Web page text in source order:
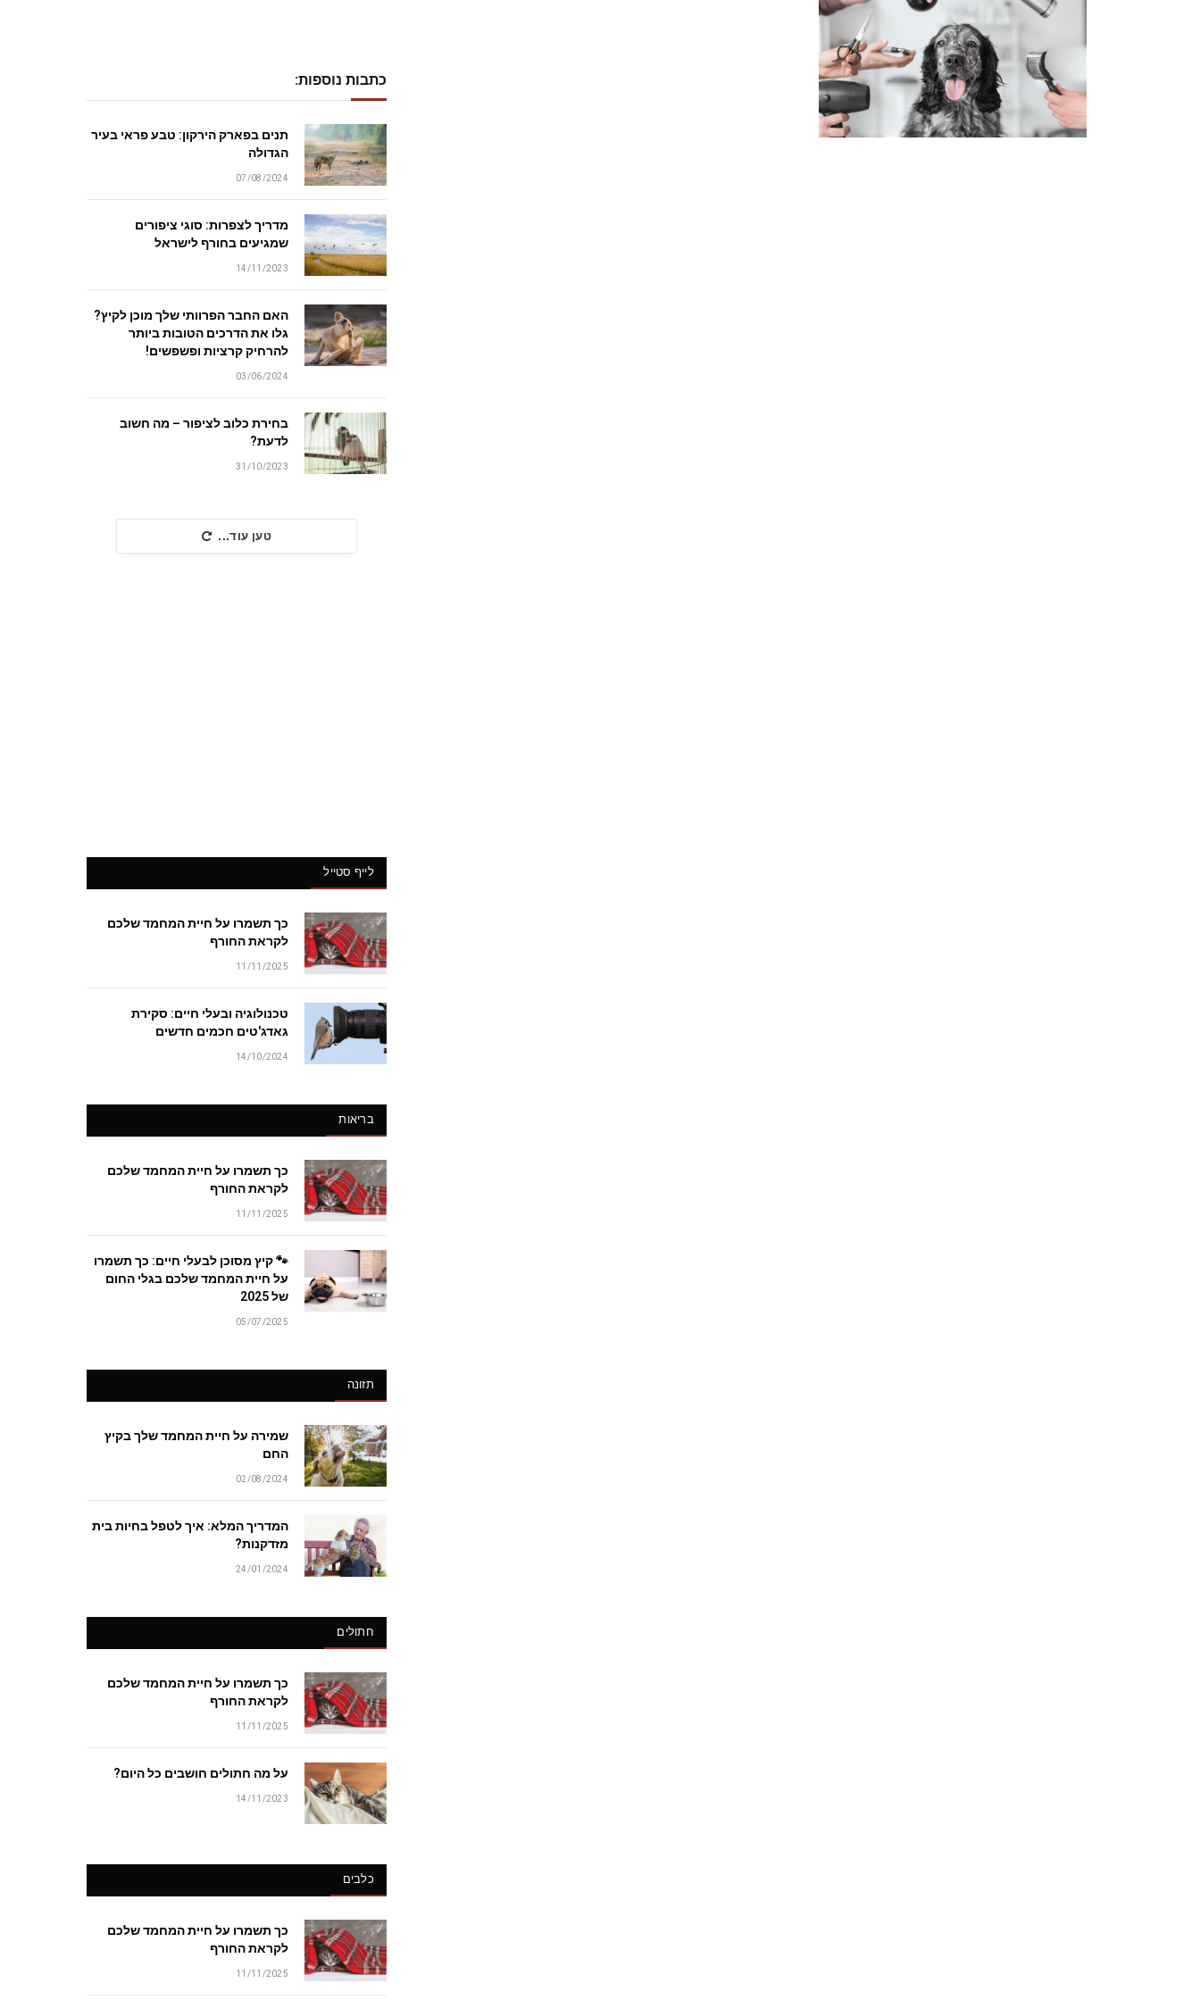
כתבות נוספות:
תנים בפארק הירקון: טבע פראי בעיר
הגדולה
07/08/2024
מדריך לצפרות: סוגי ציפורים
שמגיעים בחורף לישראל
14/11/2023
האם החבר הפרוותי שלך מוכן לקיץ?
גלו את הדרכים הטובות ביותר
להרחיק קרציות ופשפשים!
03/06/2024
בחירת כלוב לציפור – מה חשוב
לדעת?
31/10/2023
טען עוד...
לייף סטייל
כך תשמרו על חיית המחמד שלכם
לקראת החורף
11/11/2025
טכנולוגיה ובעלי חיים: סקירת
גאדג'טים חכמים חדשים
14/10/2024
בריאות
כך תשמרו על חיית המחמד שלכם
לקראת החורף
11/11/2025
🐾 קיץ מסוכן לבעלי חיים: כך תשמרו
על חיית המחמד שלכם בגלי החום
של 2025
05/07/2025
תזונה
שמירה על חיית המחמד שלך בקיץ
החם
02/08/2024
המדריך המלא: איך לטפל בחיות בית
מזדקנות?
24/01/2024
חתולים
כך תשמרו על חיית המחמד שלכם
לקראת החורף
11/11/2025
על מה חתולים חושבים כל היום?
14/11/2023
כלבים
כך תשמרו על חיית המחמד שלכם
לקראת החורף
11/11/2025